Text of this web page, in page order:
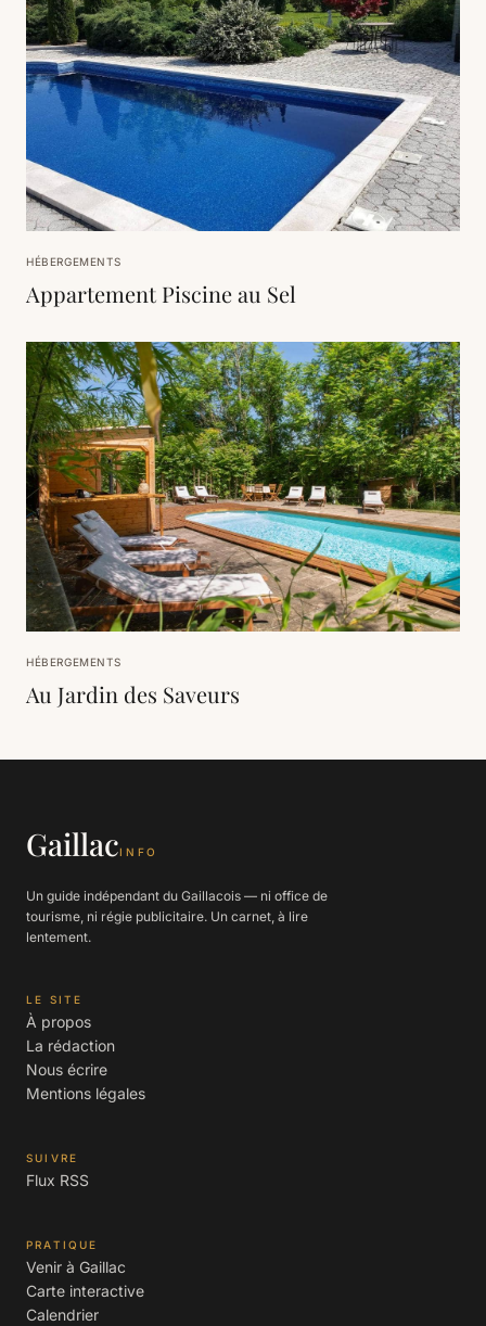
HÉBERGEMENTS
Appartement Piscine au Sel
HÉBERGEMENTS
Au Jardin des Saveurs
GaillacINFO
Un guide indépendant du Gaillacois — ni office de
tourisme, ni régie publicitaire. Un carnet, à lire
lentement.
LE SITE
À propos
La rédaction
Nous écrire
Mentions légales
SUIVRE
Flux RSS
PRATIQUE
Venir à Gaillac
Carte interactive
Calendrier